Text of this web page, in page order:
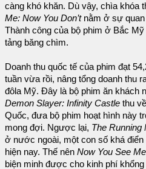
càng khó khăn. Dù vậy, chìa khóa
Me: Now You Don’tnằm ở sự quan
Thành công của bộ phim ở Bắc
tảng băng chìm.
Doanh thu quốc tế của phim đạt
tuần vừa rồi, nâng tổng doanh thu
đôla Mỹ. Đây là bộ phim ăn khách
Demon Slayer: Infinity Castle thu
Quốc, đưa bộ phim hoạt hình này
mong đợi. Ngược lại, The Running
ở nước ngoài, một con số khá
hiện nay. Thế nên Now You See
biện minh được cho kinh phí